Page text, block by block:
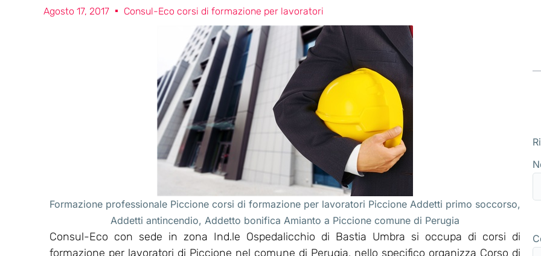
Agosto 17, 2017 Consul-Eco corsi di formazione per lavoratori
Formazione professionale Piccione corsi di formazione per lavoratori Piccione Addetti primo soccorso,
Addetti antincendio, Addetto bonifica Amianto a Piccione comune di Perugia
Consul-Eco con sede in zona Ind.le Ospedalicchio di Bastia Umbra si occupa di corsi di
formazione per lavoratori di Piccione nel comune di Perugia, nello specifico organizza Corso di